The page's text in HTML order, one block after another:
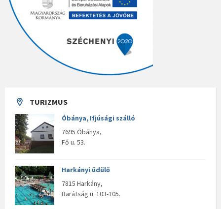
TURIZMUS
Óbánya, Ifjúsági szálló
7695 Óbánya,
Fő u. 53.
Harkányi üdülő
7815 Harkány,
Barátság u. 103-105.